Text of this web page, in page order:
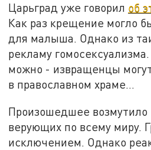
Царьград уже говорил об
Как раз крещение могло
для малыша. Однако из
рекламу
можно - извращенцы
в православном храме...
Произошедшее возмутило
верующих по всему миру.
исключением. Однако